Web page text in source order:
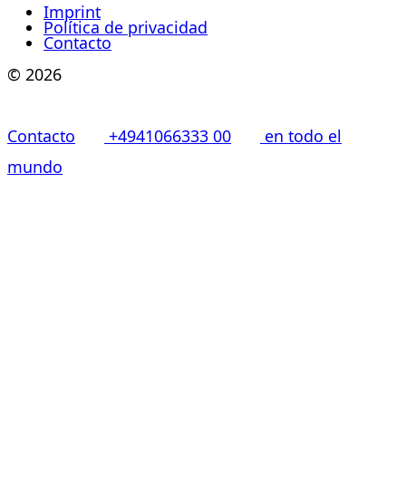
Imprint
Política de privacidad
Contacto
© 2026
Contacto +4941066333 00
en todo el
mundo